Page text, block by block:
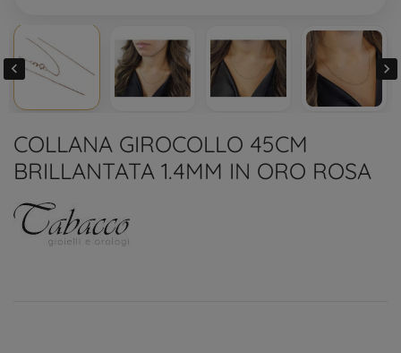
 
COLLANA GIROCOLLO 45CM
BRILLANTATA 1.4MM IN ORO ROSA